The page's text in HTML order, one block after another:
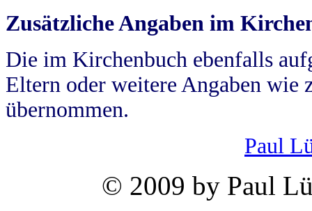
Zusätzliche Angaben im
Die im Kirchenbuch ebenfalls
Eltern oder weitere Angaben wie
übernommen.
Paul
© 2009 by Paul